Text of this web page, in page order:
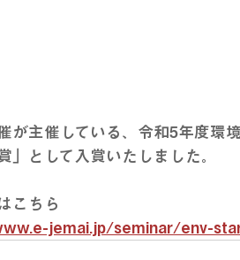
が主催している、令和5年度環
」として入賞いたしました。
こちら
jemai.jp/seminar/env-